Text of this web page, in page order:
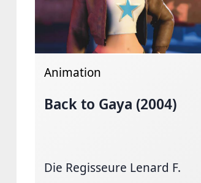
Animation
Back to Gaya (2004)
Die Regisseure Lenard F.